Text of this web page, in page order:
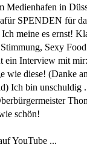
Medienhafen in
SPENDEN für
meine es ernst!
Sexy
ein Interview mit
wie diese! (Danke
Ich bin unschuldig
schön!
YouTube ...